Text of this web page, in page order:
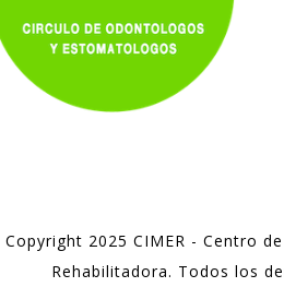
Copyright 2025 CIMER - Centro
Rehabilitadora. Todos los